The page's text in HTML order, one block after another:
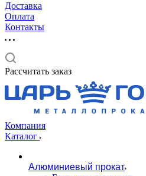
Доставка
Оплата
Контакты
Рассчитать заказ
Компания
Каталог
Алюминиевый прокат